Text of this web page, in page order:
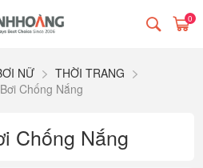
0
NỮ
THỜI TRANG
Chống Nắng
Chống Nắng